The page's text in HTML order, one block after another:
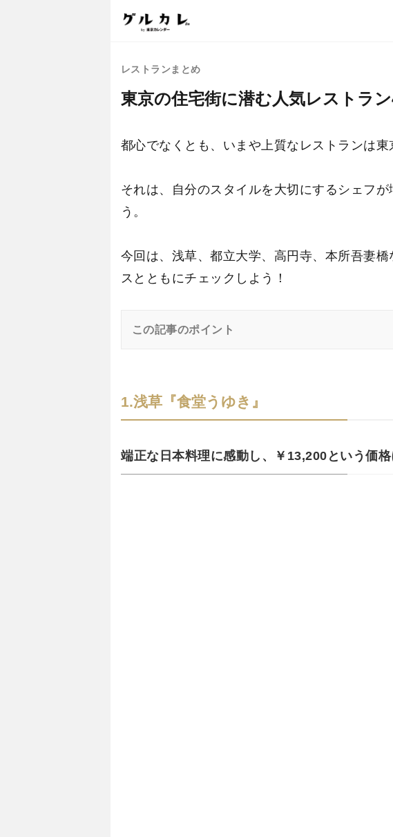
レストランまとめ
東京の住宅街に潜む人気レストラ
都心でなくとも、いまや上質なレストランは東
それは、自分のスタイルを大切にするシェフ
う。
今回は、浅草、都立大学、高円寺、本所吾妻
スとともにチェックしよう！
この記事のポイント
1.浅草『食堂うゆき』
端正な日本料理に感動し、￥13,200という価